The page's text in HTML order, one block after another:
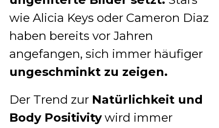
wie Alicia Keys oder Cameron Diaz
haben bereits vor Jahren
angefangen, sich immer häufiger
ungeschminkt zu zeigen.
Der Trend zur Natürlichkeit und
Body Positivitywird immer